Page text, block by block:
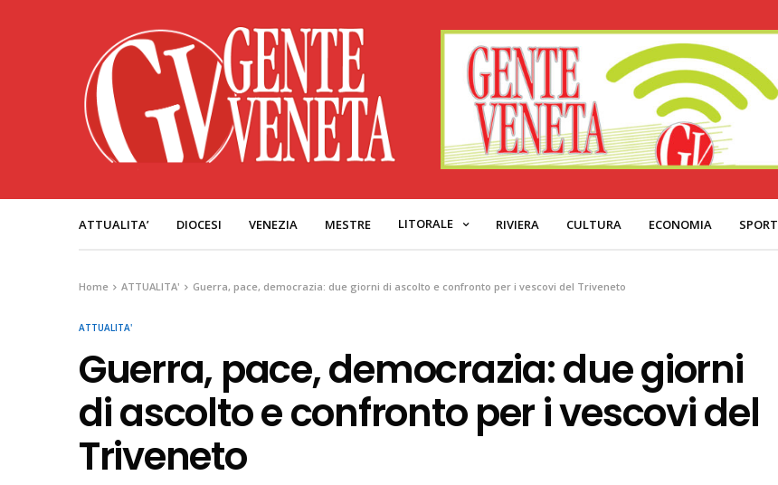
ATTUALITA’ DIOCESI VENEZIA MESTRE LITORALE RIVIERA CULTURA ECONOMIA SPORT
Home ATTUALITA' Guerra, pace, democrazia: due giorni di ascolto e confronto per i vescovi del Triveneto
ATTUALITA'
Guerra, pace, democrazia: due giorni
di ascolto e confronto per i vescovi del
Triveneto